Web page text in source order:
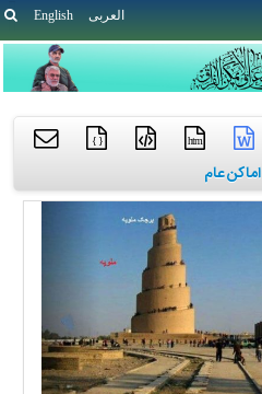
English العربی
htm
{ }
اماکن عام